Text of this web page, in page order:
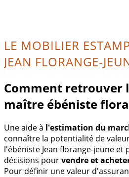
LE MOBILIER
JEAN FLORANGE-
Comment retrouver
maître ébéniste
Une aide à l'estimation du
connaître la potentialité de
l'ébéniste Jean florange-jeune et
décisions pourvendre et
Pour définir une valeur